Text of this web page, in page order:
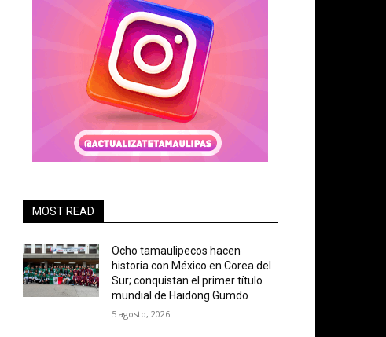
MOST READ
Ocho tamaulipecos hacen
historia con México en Corea del
Sur; conquistan el primer título
mundial de Haidong Gumdo
5 agosto, 2026